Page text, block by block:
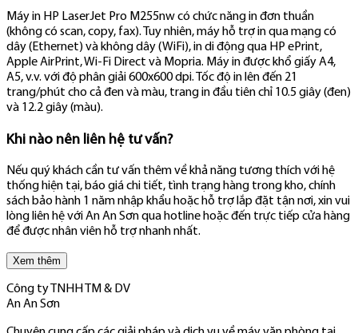
Máy in HP LaserJet Pro M255nw có chức năng in đơn thuần
(không có scan, copy, fax). Tuy nhiên, máy hỗ trợ in qua mạng có
dây (Ethernet) và không dây (WiFi), in di động qua HP ePrint,
Apple AirPrint, Wi-Fi Direct và Mopria. Máy in được khổ giấy A4,
A5, v.v. với độ phân giải 600x600 dpi. Tốc độ in lên đến 21
trang/phút cho cả đen và màu, trang in đầu tiên chỉ 10.5 giây (đen)
và 12.2 giây (màu).
Khi nào nên liên hệ tư vấn?
Nếu quý khách cần tư vấn thêm về khả năng tương thích với hệ
thống hiện tại, báo giá chi tiết, tình trạng hàng trong kho, chính
sách bảo hành 1 năm nhập khẩu hoặc hỗ trợ lắp đặt tận nơi, xin vui
lòng liên hệ với An An Sơn qua hotline hoặc đến trực tiếp cửa hàng
để được nhân viên hỗ trợ nhanh nhất.
Xem thêm
Công ty TNHH TM & DV
An An Sơn